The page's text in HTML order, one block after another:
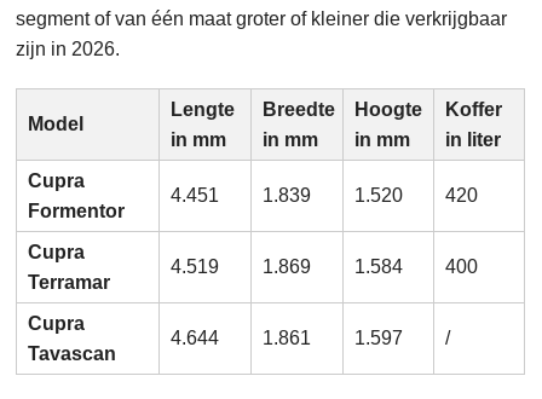
segment of van één maat groter of kleiner die verkrijgbaar
zijn in 2026.
Model
Lengte
in mm
Breedte
in mm
Hoogte
in mm
Koffer
in liter
Cupra
Formentor
4.451 1.839 1.520 420
Cupra
Terramar
4.519 1.869 1.584 400
Cupra
Tavascan
4.644 1.861 1.597 /